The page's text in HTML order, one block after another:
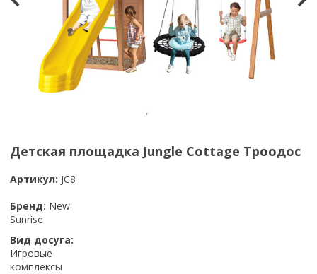
Детская площадка Jungle Cottage Троодос
Артикул: JC8
Бренд: New
Sunrise
Вид досуга:
Игровые
комплексы